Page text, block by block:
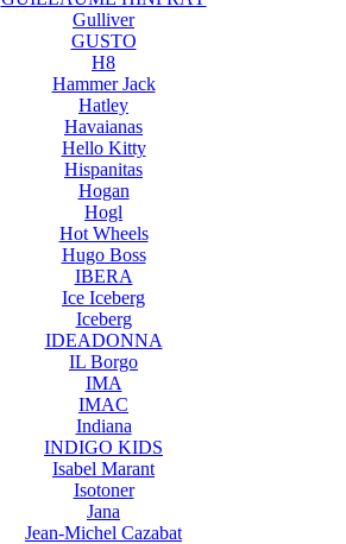
Gulliver
GUSTO
H8
Hammer Jack
Hatley
Havaianas
Hello Kitty
Hispanitas
Hogan
Hogl
Hot Wheels
Hugo Boss
IBERA
Ice Iceberg
Iceberg
IDEADONNA
IL Borgo
IMA
IMAC
Indiana
INDIGO KIDS
Isabel Marant
Isotoner
Jana
Jean-Michel Cazabat